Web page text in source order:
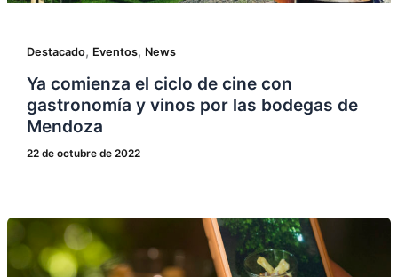
Destacado, Eventos, News
Ya comienza el ciclo de cine con
gastronomía y vinos por las bodegas de
Mendoza
22 de octubre de 2022